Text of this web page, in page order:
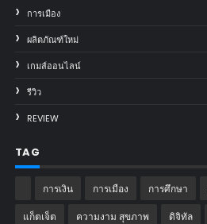
การเมือง
ผลิตภัณฑ์ใหม่
เกมส์ออนไลน์
รีวิว
REVIEW
TAG
การเงิน การเมือง การศึกษา
แก็ตเจ็ต ความงาม สุขภาพ ดิจิทัล